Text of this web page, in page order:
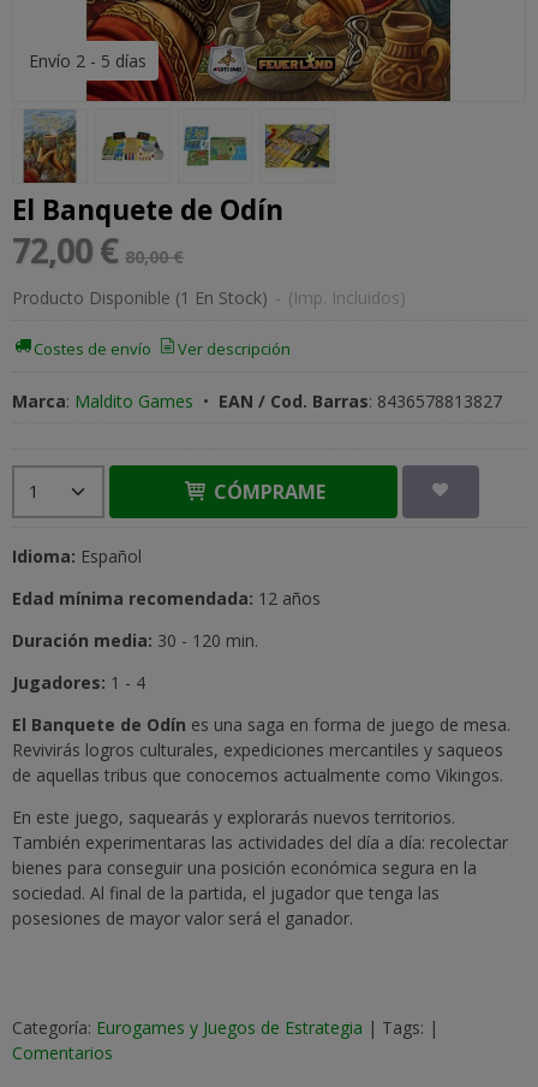
Envío 2 - 5 días
El Banquete de Odín
72,00 € 80,00 €
Producto Disponible (1 En Stock) - (Imp. Incluidos)
Costes de envío Ver descripción
Marca: Maldito Games • EAN / Cod. Barras: 8436578813827
CÓMPRAME
Idioma: Español
Edad mínima recomendada: 12 años
Duración media: 30 - 120 min.
Jugadores: 1 - 4
El Banquete de Odín es una saga en forma de juego de mesa.
Revivirás logros culturales, expediciones mercantiles y saqueos
de aquellas tribus que conocemos actualmente como Vikingos.
En este juego, saquearás y explorarás nuevos territorios.
También experimentaras las actividades del día a día: recolectar
bienes para conseguir una posición económica segura en la
sociedad. Al final de la partida, el jugador que tenga las
posesiones de mayor valor será el ganador.
Categoría: Eurogames y Juegos de Estrategia | Tags: |
Comentarios